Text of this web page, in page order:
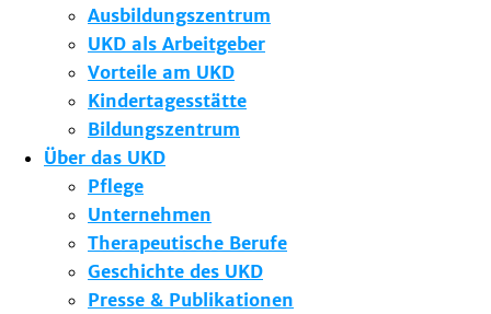
Ausbildungszentrum
UKD als Arbeitgeber
Vorteile am UKD
Kindertagesstätte
Bildungszentrum
Über das UKD
Pflege
Unternehmen
Therapeutische Berufe
Geschichte des UKD
Presse & Publikationen